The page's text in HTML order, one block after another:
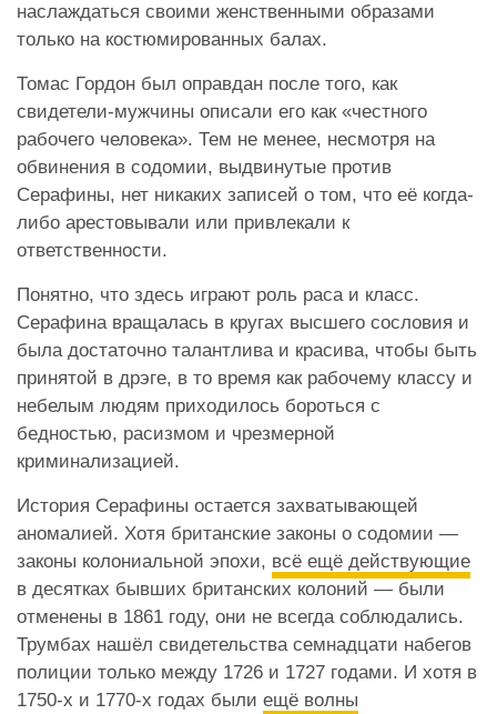
наслаждаться своими женственными образами
только на костюмированных балах.
Томас Гордон был оправдан после того, как
свидетели-мужчины описали его как «честного
рабочего человека». Тем не менее, несмотря на
обвинения в содомии, выдвинутые против
Серафины, нет никаких записей о том, что её когда-
либо арестовывали или привлекали к
ответственности.
Понятно, что здесь играют роль раса и класс.
Серафина вращалась в кругах высшего сословия и
была достаточно талантлива и красива, чтобы быть
принятой в дрэге, в то время как рабочему классу и
небелым людям приходилось бороться с
бедностью, расизмом и чрезмерной
криминализацией.
История Серафины остается захватывающей
аномалией. Хотя британские законы о содомии —
законы колониальной эпохи, всё ещё действующие
в десятках бывших британских колоний — были
отменены в 1861 году, они не всегда соблюдались.
Трумбах нашёл свидетельства семнадцати набегов
полиции только между 1726 и 1727 годами. И хотя в
1750-х и 1770-х годах были ещё волны